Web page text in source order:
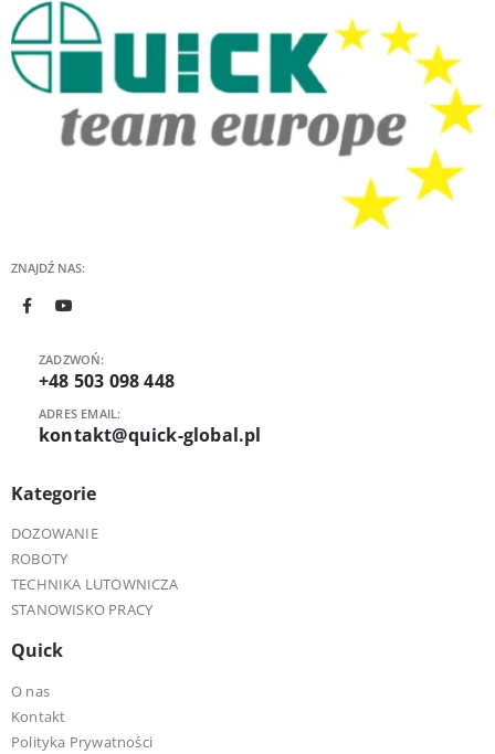
ZNAJDŹ NAS:
ZADZWOŃ:
+48 503 098 448
ADRES EMAIL:
kontakt@quick-global.pl
Kategorie
DOZOWANIE
ROBOTY
TECHNIKA LUTOWNICZA
STANOWISKO PRACY
Quick
O nas
Kontakt
Polityka Prywatności